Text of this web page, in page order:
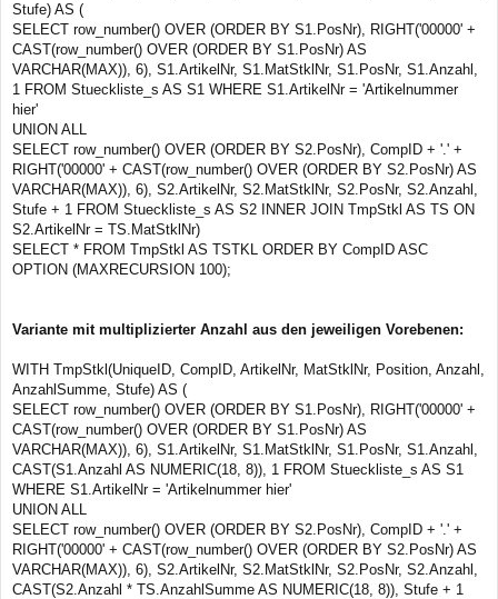
Stufe) AS (
SELECT row_number() OVER (ORDER BY S1.PosNr), RIGHT('00000' +
CAST(row_number() OVER (ORDER BY S1.PosNr) AS
VARCHAR(MAX)), 6), S1.ArtikelNr, S1.MatStklNr, S1.PosNr, S1.Anzahl,
1 FROM Stueckliste_s AS S1 WHERE S1.ArtikelNr = 'Artikelnummer
hier'
UNION ALL
SELECT row_number() OVER (ORDER BY S2.PosNr), CompID + '.' +
RIGHT('00000' + CAST(row_number() OVER (ORDER BY S2.PosNr) AS
VARCHAR(MAX)), 6), S2.ArtikelNr, S2.MatStklNr, S2.PosNr, S2.Anzahl,
Stufe + 1 FROM Stueckliste_s AS S2 INNER JOIN TmpStkl AS TS ON
S2.ArtikelNr = TS.MatStklNr)
SELECT * FROM TmpStkl AS TSTKL ORDER BY CompID ASC
OPTION (MAXRECURSION 100);
Variante mit multiplizierter Anzahl aus den jeweiligen Vorebenen:
WITH TmpStkl(UniqueID, CompID, ArtikelNr, MatStklNr, Position, Anzahl,
AnzahlSumme, Stufe) AS (
SELECT row_number() OVER (ORDER BY S1.PosNr), RIGHT('00000' +
CAST(row_number() OVER (ORDER BY S1.PosNr) AS
VARCHAR(MAX)), 6), S1.ArtikelNr, S1.MatStklNr, S1.PosNr, S1.Anzahl,
CAST(S1.Anzahl AS NUMERIC(18, 8)), 1 FROM Stueckliste_s AS S1
WHERE S1.ArtikelNr = 'Artikelnummer hier'
UNION ALL
SELECT row_number() OVER (ORDER BY S2.PosNr), CompID + '.' +
RIGHT('00000' + CAST(row_number() OVER (ORDER BY S2.PosNr) AS
VARCHAR(MAX)), 6), S2.ArtikelNr, S2.MatStklNr, S2.PosNr, S2.Anzahl,
CAST(S2.Anzahl * TS.AnzahlSumme AS NUMERIC(18, 8)), Stufe + 1